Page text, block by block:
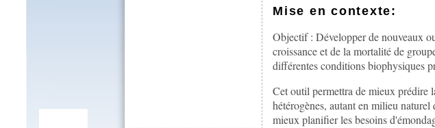
Mise en contexte:
Objectif : Développer de nouveaux
croissance et de la mortalité de
différentes conditions biophysiques
Cet outil permettra de mieux prédire
hétérogènes, autant en milieu
mieux planifier les besoins